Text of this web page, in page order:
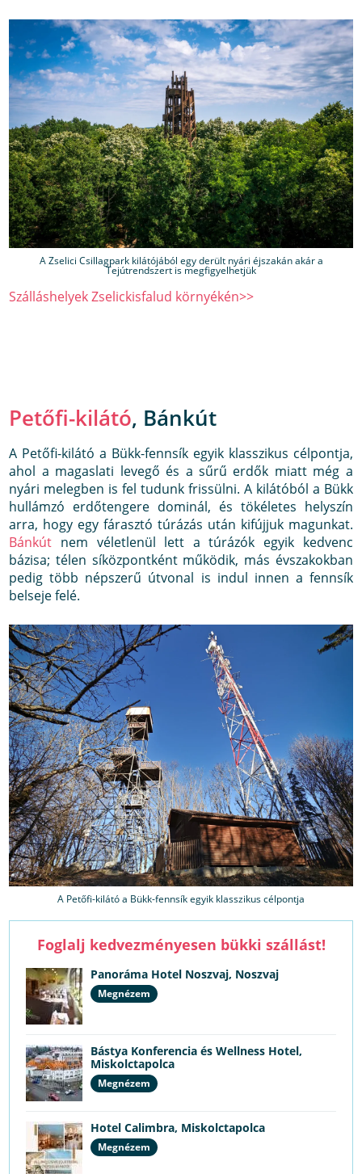
A Zselici Csillagpark kilátójából egy derült nyári éjszakán akár a
Tejútrendszert is megfigyelhetjük
Szálláshelyek Zselickisfalud környékén>>
Petőfi-kilátó, Bánkút
A Petőfi-kilátó a Bükk-fennsík egyik klasszikus célpontja,
ahol a magaslati levegő és a sűrű erdők miatt még a
nyári melegben is fel tudunk frissülni. A kilátóból a Bükk
hullámzó erdőtengere dominál, és tökéletes helyszín
arra, hogy egy fárasztó túrázás után kifújjuk magunkat.
Bánkút nem véletlenül lett a túrázók egyik kedvenc
bázisa; télen síközpontként működik, más évszakokban
pedig több népszerű útvonal is indul innen a fennsík
belseje felé.
A Petőfi-kilátó a Bükk-fennsík egyik klasszikus célpontja
Foglalj kedvezményesen bükki szállást!
Panoráma Hotel Noszvaj, Noszvaj
Megnézem
Bástya Konferencia és Wellness Hotel,
Miskolctapolca
Megnézem
Hotel Calimbra, Miskolctapolca
Megnézem